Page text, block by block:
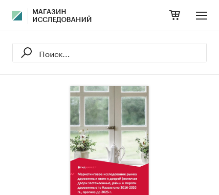
МАГАЗИН
ИССЛЕДОВАНИЙ